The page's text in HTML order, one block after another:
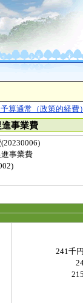
算通常（政策的経費
事業費
進事業費
241千